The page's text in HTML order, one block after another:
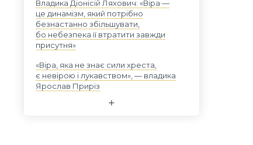
Владика Діонісій Ляхович: «Віра —
це динамізм, який потрібно
безнастанно збільшувати,
бо небезпека її втратити завжди
присутня»
«Віра, яка не знає сили хреста,
є невірою і лукавством», — владика
Ярослав Приріз